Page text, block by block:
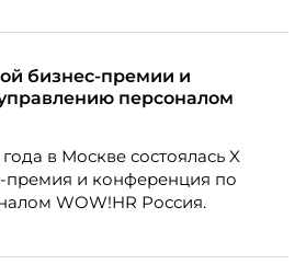
бизнес-премии и
персоналом
в Москве состоялась X
и конференция по
WOW!HR Россия.